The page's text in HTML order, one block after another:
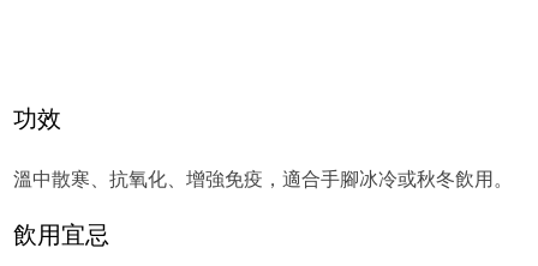
功效
溫中散寒、抗氧化、增強免疫，適合手腳冰冷或秋冬飲用。
飲用宜忌